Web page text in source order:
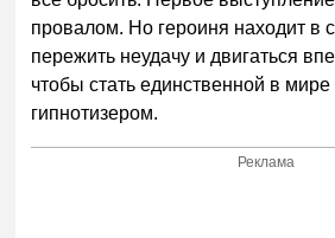
провалом. Но героиня находит в
пережить неудачу и двигаться
чтобы стать единственной в
гипнотизером.
Реклама